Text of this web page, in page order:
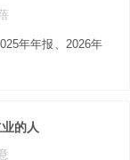
年年报、2026年
的人